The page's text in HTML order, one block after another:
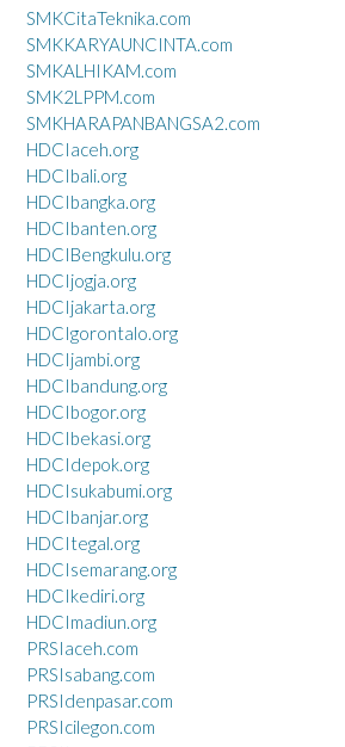
SMKCitaTeknika.com
SMKKARYAUNCINTA.com
SMKALHIKAM.com
SMK2LPPM.com
SMKHARAPANBANGSA2.com
HDCIaceh.org
HDCIbali.org
HDCIbangka.org
HDCIbanten.org
HDCIBengkulu.org
HDCIjogja.org
HDCIjakarta.org
HDCIgorontalo.org
HDCIjambi.org
HDCIbandung.org
HDCIbogor.org
HDCIbekasi.org
HDCIdepok.org
HDCIsukabumi.org
HDCIbanjar.org
HDCItegal.org
HDCIsemarang.org
HDCIkediri.org
HDCImadiun.org
PRSIaceh.com
PRSIsabang.com
PRSIdenpasar.com
PRSIcilegon.com